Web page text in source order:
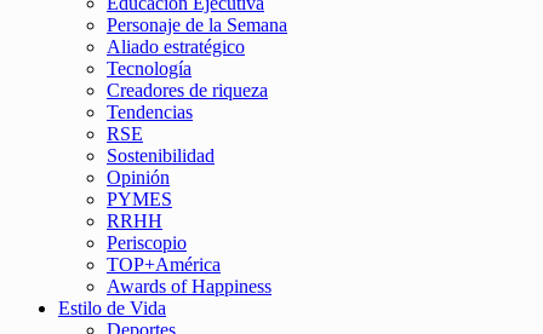
Personaje de la Semana
Aliado estratégico
Tecnología
Creadores de riqueza
Tendencias
RSE
Sostenibilidad
Opinión
PYMES
RRHH
Periscopio
TOP+América
Awards of Happiness
Estilo de Vida
Deportes